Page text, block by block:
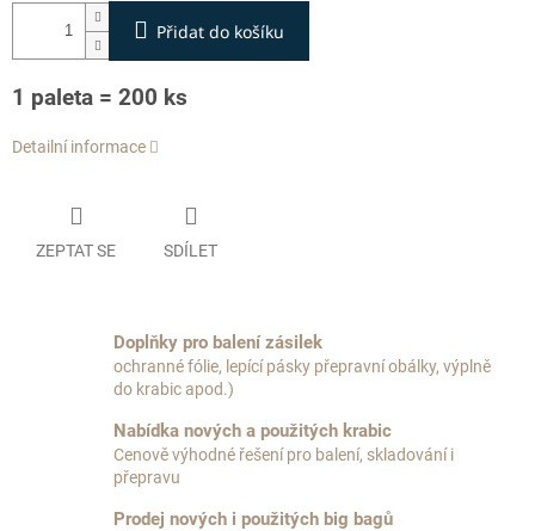
Přidat do košíku
1 paleta = 200 ks
Detailní informace
ZEPTAT SE SDÍLET
Doplňky pro balení zásilek
ochranné fólie, lepící pásky přepravní obálky, výplně
do krabic apod.)
Nabídka nových a použitých krabic
Cenově výhodné řešení pro balení, skladování i
přepravu
Prodej nových i použitých big bagů